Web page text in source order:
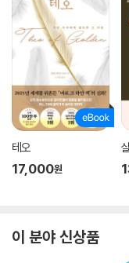
실의 사랑은 언제나 부족
웨스트매콧 컬렉션’의 작
화하는 ‘추상명사’의 이
를 통해 행복이라는 미명
이 소설을 통해 사랑이라
조건적으로 갈망하는 우
생을 망칠 수도 있다고.
‘범죄의 여왕’ 애거사 크
인간 애거사의 가장 사적인
테오
17,000원
이 분야 신상품